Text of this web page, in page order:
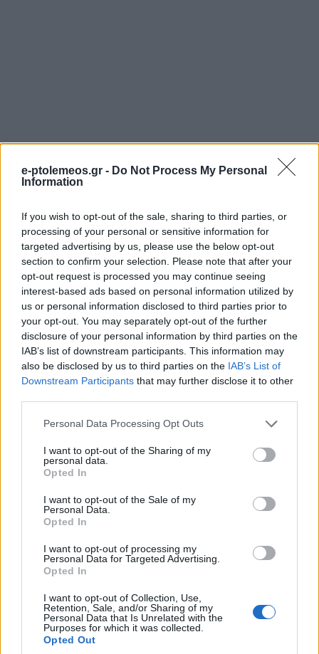
e-ptolemeos.gr - Do Not Process My Personal
Information
If you wish to opt-out of the sale, sharing to third parties, or
processing of your personal or sensitive information for
targeted advertising by us, please use the below opt-out
section to confirm your selection. Please note that after your
opt-out request is processed you may continue seeing
interest-based ads based on personal information utilized by
us or personal information disclosed to third parties prior to
your opt-out. You may separately opt-out of the further
disclosure of your personal information by third parties on the
IAB’s list of downstream participants. This information may
also be disclosed by us to third parties on the IAB’s List of
Downstream Participants that may further disclose it to other
Please note that this website/app uses one or more Google
not limited to your visit or usage behaviour. You may click to
grant or deny consent to Google and its third-party tags to
use your data for below specified purposes in below Google
consent section.
Personal Data Processing Opt Outs
I want to opt-out of the Sharing of my
personal data.
Opted In
I want to opt-out of the Sale of my
Personal Data.
Opted In
I want to opt-out of processing my
Personal Data for Targeted Advertising.
Opted In
I want to opt-out of Collection, Use,
Retention, Sale, and/or Sharing of my
Personal Data that Is Unrelated with the
Purposes for which it was collected.
Opted Out
ΠΟΛΙΤΙΚΉ
Ο Μιχάλης
Παπαδόπουλος στις
“ΠΡΟΣΩΠΟΓΡΑΦΙΕΣ”
της POLITICAL:
“Ένας πολιτικός που
θέλει να είναι
Coffee Island
Ποιοτικός καφές,
smoothies και
προϊόντα